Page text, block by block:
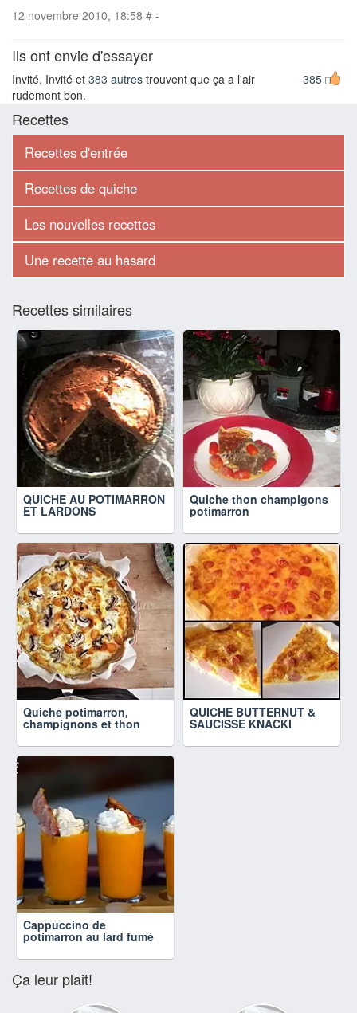
12 novembre 2010, 18:58 # -
Ils ont envie d'essayer
385
Invité, Invité et 383 autres trouvent que ça a l'air
rudement bon.
Recettes
Recettes d'entrée
Recettes de quiche
Les nouvelles recettes
Une recette au hasard
Recettes similaires
QUICHE AU POTIMARRON
ET LARDONS
Quiche thon champigons
potimarron
Quiche potimarron,
champignons et thon
QUICHE BUTTERNUT &
SAUCISSE KNACKI
Cappuccino de
potimarron au lard fumé
Ça leur plait!